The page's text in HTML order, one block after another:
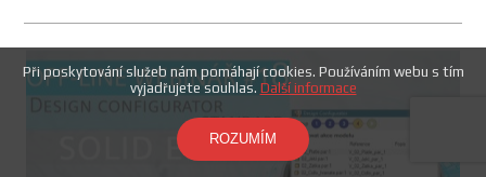
Při poskytování služeb nám pomáhají cookies. Používáním webu s tím
vyjadřujete souhlas. Další informace
ROZUMÍM